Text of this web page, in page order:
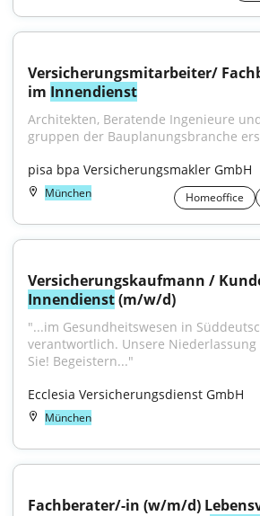
Versicherungsmitarbeiter/
im Innendienst
Architekten, Beratende Ingenieure
gruppen der Bau­planungs­branche
pisa bpa Versicherungsmakler GmbH
München Homeoffice
Innendienst (m/w/d)
"...im Gesundheitswesen in
verantwortlich. Unsere Niederlassung
Sie! Begeistern..."
Ecclesia Versicherungsdienst GmbH
München
Fachberater/-in (w/m/d)